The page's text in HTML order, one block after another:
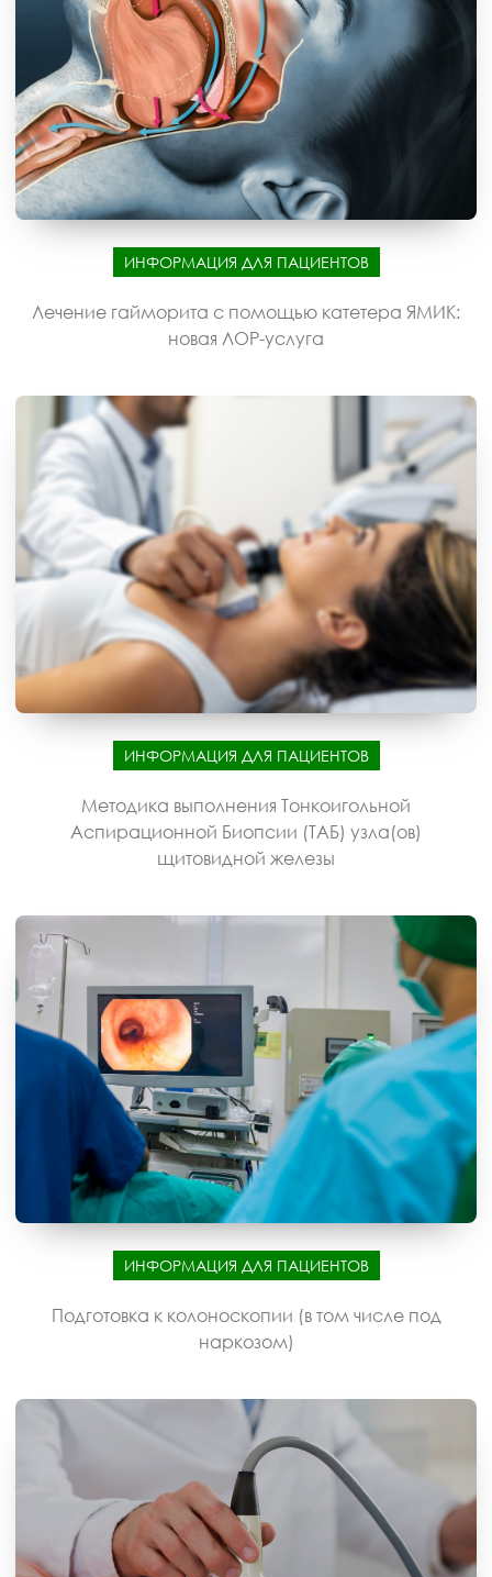
ИНФОРМАЦИЯ ДЛЯ ПАЦИЕНТОВ
Лечение гайморита с помощью катетера ЯМИК:
новая ЛОР-услуга
ИНФОРМАЦИЯ ДЛЯ ПАЦИЕНТОВ
Методика выполнения Тонкоигольной
Аспирационной Биопсии (ТАБ) узла(ов)
щитовидной железы
ИНФОРМАЦИЯ ДЛЯ ПАЦИЕНТОВ
Подготовка к колоноскопии (в том числе под
наркозом)